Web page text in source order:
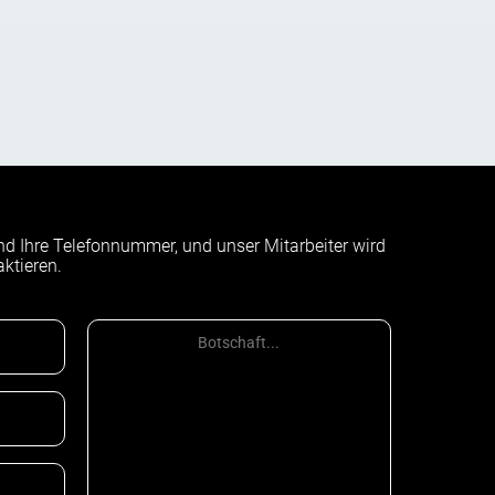
das Recht nicht ausmachte, es zu
zu beweisen. Dies geschieht in Fällen, in denen
Nutzung eines solchen Geländes sollte
auf dem Recht auf Erwerb der Verjährung (in
Grundstücke, die auf der Grundlage der
(V. 118 SKU). Das Verfahren zur Erlangung des
Ihre Telefonnummer, und unser Mitarbeiter wird